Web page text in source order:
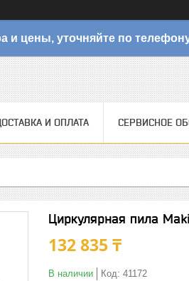
и цены, уточняйте по
И ОПЛАТА СЕРВИСНОЕ
Циркулярная пила
132 835 ₸
В наличии Код: 41172